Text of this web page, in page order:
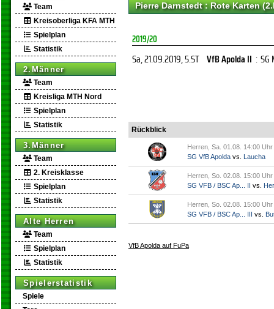
Team
Kreisoberliga KFA MTH
Spielplan
Statistik
2.Männer
Team
Kreisliga MTH Nord
Spielplan
Statistik
3.Männer
Team
2. Kreisklasse
Spielplan
Statistik
Alte Herren
Team
Spielplan
Statistik
Spielerstatistik
Spiele
Pierre Darnstedt : Rote Karten
2019/20
Sa, 21.09.2019, 5.ST VfB Apolda II : SG
Rückblick
Herren, Sa. 01.08. 14:00 Uhr
SG VfB Apolda vs. Laucha
Herren, So. 02.08. 15:00 Uhr
SG VFB / BSC Ap... II vs.
Herren, So. 02.08. 15:00 Uhr
SG VFB / BSC Ap... III vs.
VfB Apolda auf FuPa